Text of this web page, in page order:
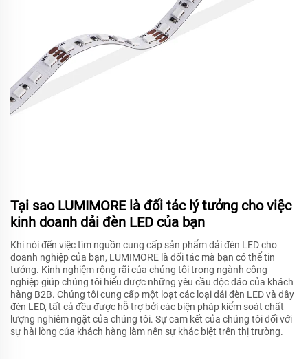
Tại sao LUMIMORE là đối tác lý tưởng cho việc
kinh doanh dải đèn LED của bạn
Khi nói đến việc tìm nguồn cung cấp sản phẩm dải đèn LED cho
doanh nghiệp của bạn, LUMIMORE là đối tác mà bạn có thể tin
tưởng. Kinh nghiệm rộng rãi của chúng tôi trong ngành công
nghiệp giúp chúng tôi hiểu được những yêu cầu độc đáo của khách
hàng B2B. Chúng tôi cung cấp một loạt các loại dải đèn LED và dây
đèn LED, tất cả đều được hỗ trợ bởi các biện pháp kiểm soát chất
lượng nghiêm ngặt của chúng tôi. Sự cam kết của chúng tôi đối với
sự hài lòng của khách hàng làm nên sự khác biệt trên thị trường.